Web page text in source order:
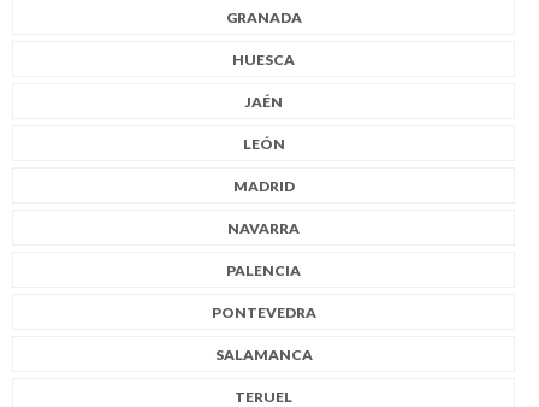
GRANADA
HUESCA
JAÉN
LEÓN
MADRID
NAVARRA
PALENCIA
PONTEVEDRA
SALAMANCA
TERUEL